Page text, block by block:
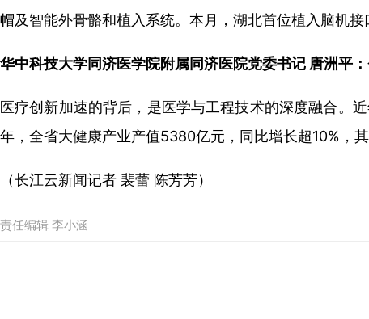
帽及智能外骨骼和植入系统。本月，湖北首位植入脑机
华中科技大学同济医学院附属同济医院党委书记 唐洲平：
医疗创新加速的背后，是医学与工程技术的深度融合。
年，全省大健康产业产值5380亿元，同比增长超10%，
（长江云新闻记者 裴蕾 陈芳芳）
责任编辑 李小涵